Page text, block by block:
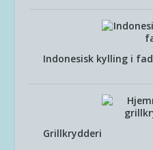
Indonesisk kylling i fad
Grillkrydderi